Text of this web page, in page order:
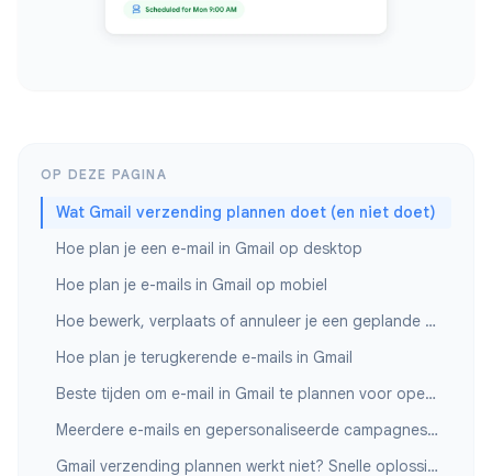
OP DEZE PAGINA
Wat Gmail verzending plannen doet (en niet doet)
Hoe plan je een e-mail in Gmail op desktop
Hoe plan je e-mails in Gmail op mobiel
Hoe bewerk, verplaats of annuleer je een geplande e-mail
Hoe plan je terugkerende e-mails in Gmail
Beste tijden om e-mail in Gmail te plannen voor opens
Meerdere e-mails en gepersonaliseerde campagnes plannen
Gmail verzending plannen werkt niet? Snelle oplossingen